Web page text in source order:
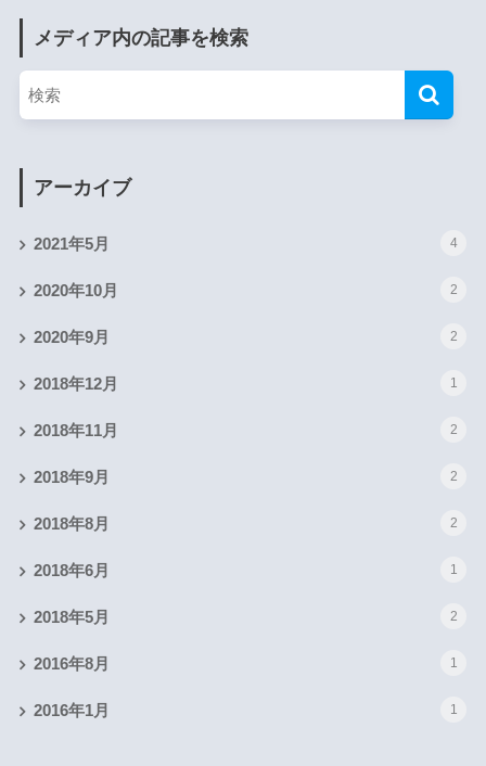
メディア内の記事を検索
アーカイブ
2021年5月 4
2020年10月 2
2020年9月 2
2018年12月 1
2018年11月 2
2018年9月 2
2018年8月 2
2018年6月 1
2018年5月 2
2016年8月 1
2016年1月 1